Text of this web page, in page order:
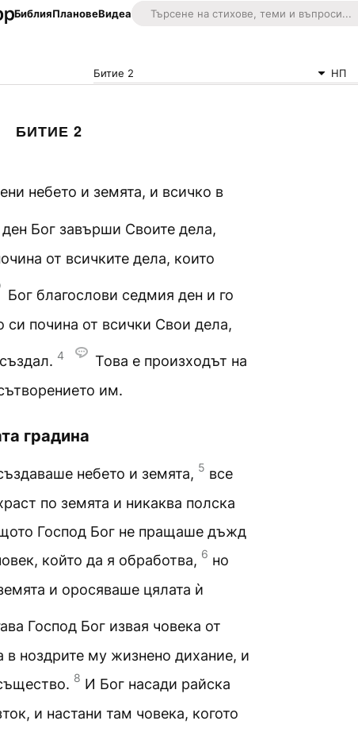
БиблияПлановеВидеа
Битие 2 НП
БИТИЕ 2
небето и земята, и всичко в
Бог завърши Своите дела,
от всичките дела, които
Бог благослови седмия ден и го
си почина от всички Свои дела,
4
Това е произходът на
им.
градина
небето и земята, 5 все
по земята и никаква полска
Господ Бог не пращаше дъжд
който да я обработва, 6 но
и оросяваше цялата ѝ
Господ Бог извая човека от
в ноздрите му жизнено дихание, и
8 И Бог насади райска
и настани там човека, когото